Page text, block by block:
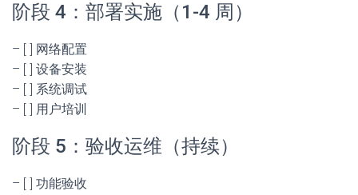
阶段 4：部署实施（1-4 周）
– [ ] 网络配置
– [ ] 设备安装
– [ ] 系统调试
– [ ] 用户培训
阶段 5：验收运维（持续）
– [ ] 功能验收